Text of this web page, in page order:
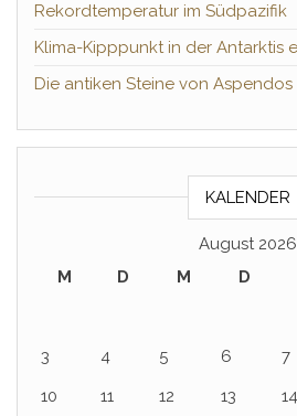
Rekordtemperatur im Südpazifik
Klima-Kipppunkt in der Antarktis
Die antiken Steine von Aspendos
KALENDER
August 2026
M
D M D
3
4 5 6 7
10
11 12 13 14